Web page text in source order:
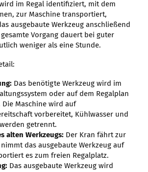
im Regal identifiziert, mit dem
zur Maschine transportiert,
ausgebaute Werkzeug anschließend
Vorgang dauert bei guter
weniger als eine Stunde.
Das benötigte Werkzeug wird im
oder auf dem Regalplan
Maschine wird auf
vorbereitet, Kühlwasser und
getrennt.
alten Werkzeugs:Der Kran fährt zur
das ausgebaute Werkzeug auf
es zum freien Regalplatz.
Das ausgebaute Werkzeug wird